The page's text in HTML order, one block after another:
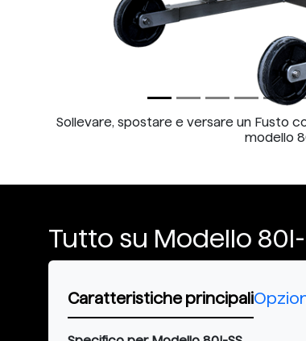
Sollevare, spostare e versare un Fusto
modello
Tutto su Modello 80I-
Caratteristiche principali